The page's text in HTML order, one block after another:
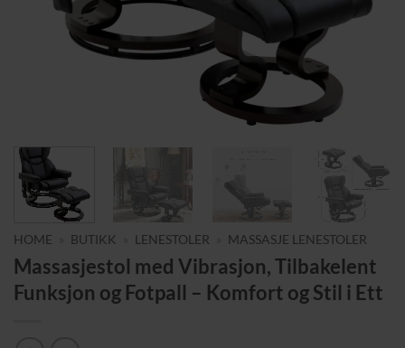
HOME BUTIKK LENESTOLER MASSASJE LENESTOLER
Massasjestol med Vibrasjon, Tilbakelent
Funksjon og Fotpall – Komfort og Stil i Ett